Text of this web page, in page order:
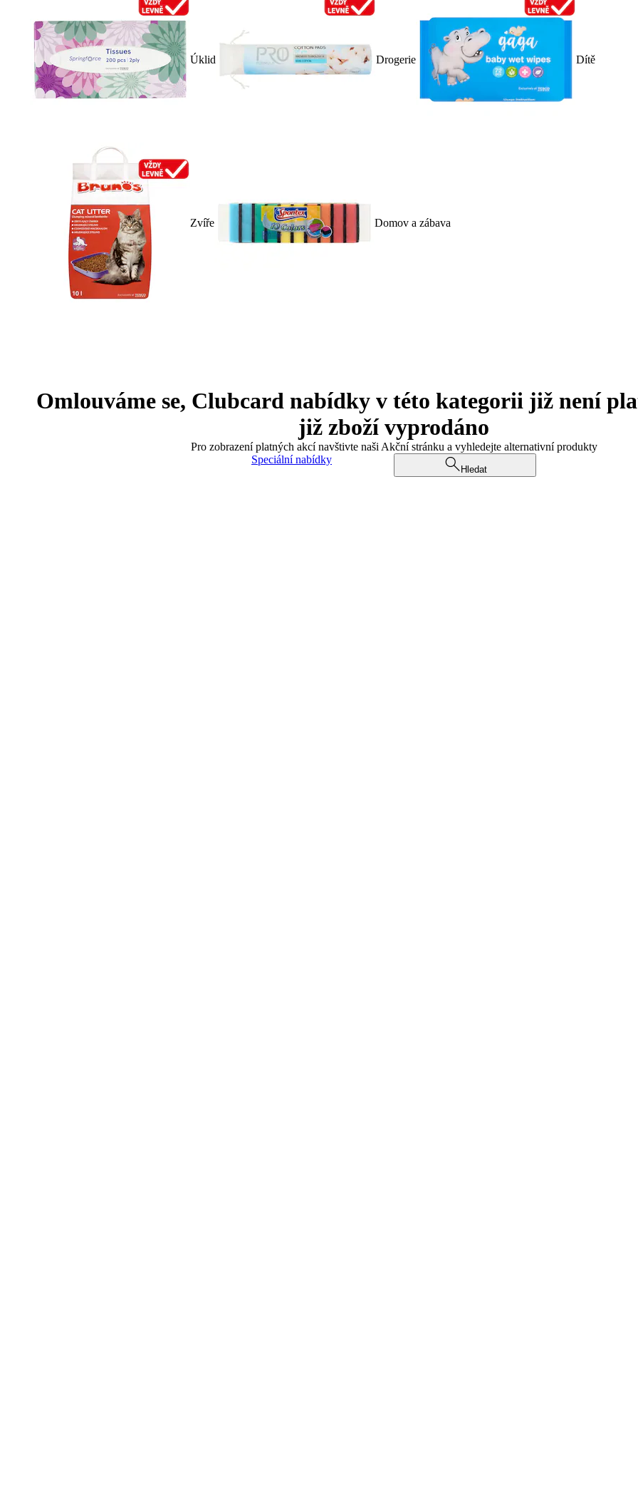
Úklid Drogerie Dítě
Zvíře Domov a zábava
Omlouváme se, Clubcard nabídky v této kategorii již není
již zboží vyprodáno
Pro zobrazení platných akcí navštivte naši Akční stránku a vyhledejte alternativní produkty
Speciální nabídky
Hledat